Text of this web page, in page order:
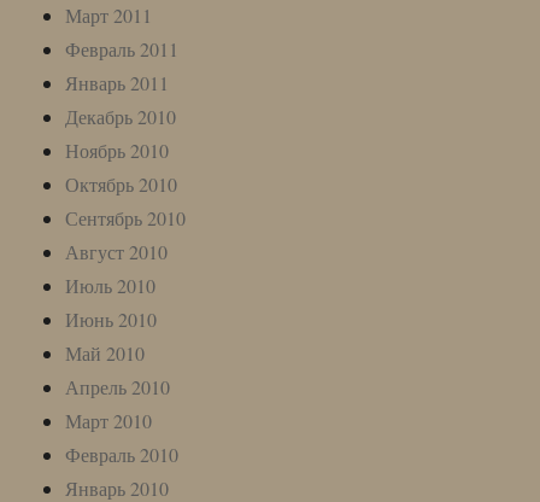
Март 2011
Февраль 2011
Январь 2011
Декабрь 2010
Ноябрь 2010
Октябрь 2010
Сентябрь 2010
Август 2010
Июль 2010
Июнь 2010
Май 2010
Апрель 2010
Март 2010
Февраль 2010
Январь 2010